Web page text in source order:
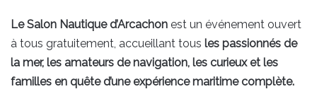
Le Salon Nautique d’Arcachon est un événement ouvert
à tous gratuitement, accueillant tous les passionnés de
la mer, les amateurs de navigation, les curieux et les
familles en quête d’une expérience maritime complète.